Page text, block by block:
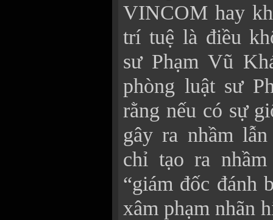
VINCOM hay
trí tuệ là điều
sư Phạm Vũ
phòng luật sư
rằng nếu có sự
gây ra nhầm
chỉ tạo ra
“giám đốc đánh
xâm phạm nhãn